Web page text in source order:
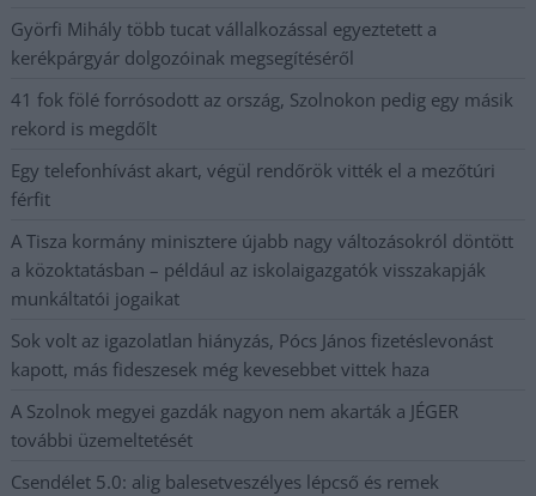
Györfi Mihály több tucat vállalkozással egyeztetett a
kerékpárgyár dolgozóinak megsegítéséről
41 fok fölé forrósodott az ország, Szolnokon pedig egy másik
rekord is megdőlt
Egy telefonhívást akart, végül rendőrök vitték el a mezőtúri
férfit
A Tisza kormány minisztere újabb nagy változásokról döntött
a közoktatásban – például az iskolaigazgatók visszakapják
munkáltatói jogaikat
Sok volt az igazolatlan hiányzás, Pócs János fizetéslevonást
kapott, más fideszesek még kevesebbet vittek haza
A Szolnok megyei gazdák nagyon nem akarták a JÉGER
további üzemeltetését
Csendélet 5.0: alig balesetveszélyes lépcső és remek